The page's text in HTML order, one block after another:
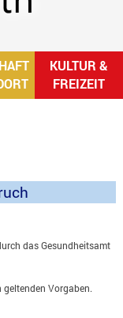
KULTUR &
FREIZEIT
das Gesundheitsamt
Vorgaben.